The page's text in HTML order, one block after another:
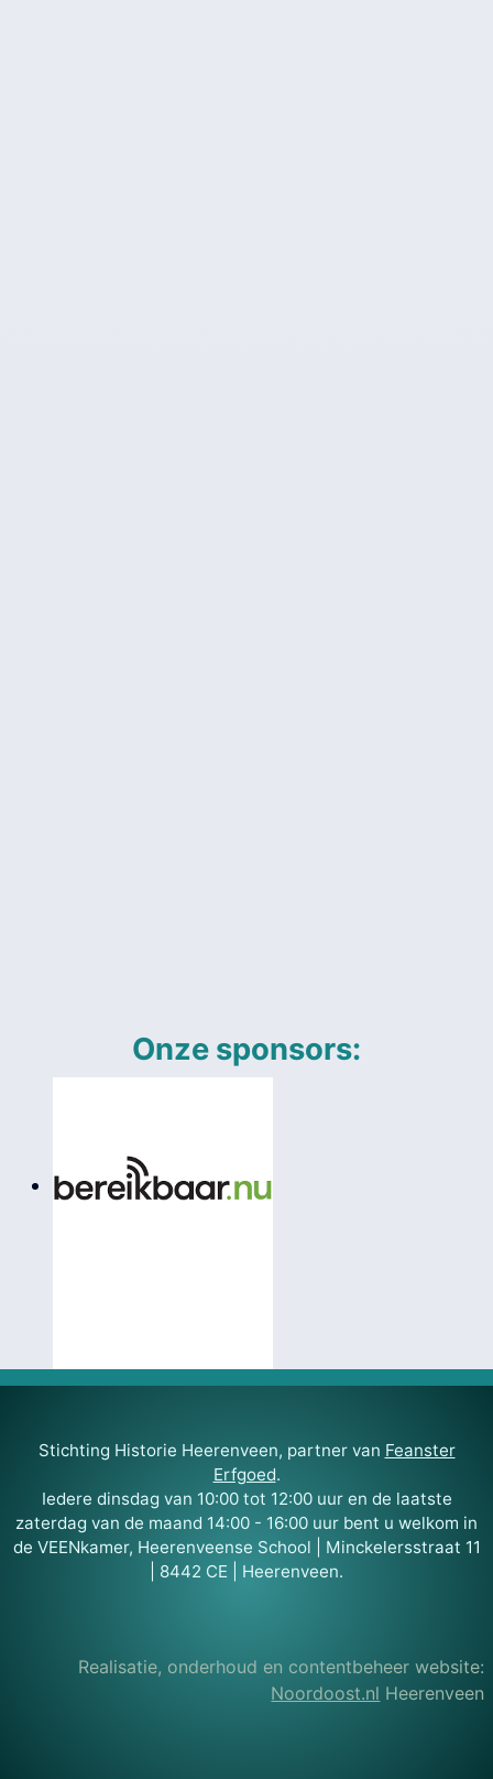
Onze sponsors:
Stichting Historie Heerenveen, partner van Feanster
Erfgoed.
Iedere dinsdag van 10:00 tot 12:00 uur en de laatste
zaterdag van de maand 14:00 - 16:00 uur bent u welkom in
de VEENkamer, Heerenveense School | Minckelersstraat 11
| 8442 CE | Heerenveen.
Realisatie, onderhoud en contentbeheer website:
Noordoost.nl Heerenveen